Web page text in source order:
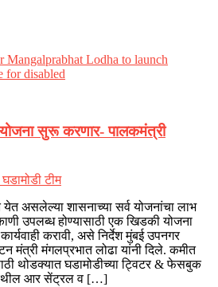
योजना सुरू करणार- पालकमंत्री
टीम
येत असलेल्या शासनाच्या सर्व योजनांचा लाभ
उपलब्ध होण्यासाठी एक खिडकी योजना
करावी, असे निर्देश मुंबई उपनगर
मंत्री मंगलप्रभात लोढा यांनी दिले. कमीत
थोडक्यात घडामोडीच्या ट्विटर & फेसबुक
येथील आर सेंट्रल व […]